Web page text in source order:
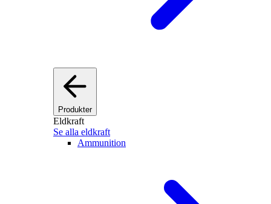
Produkter
Eldkraft
Se alla eldkraft
Ammunition